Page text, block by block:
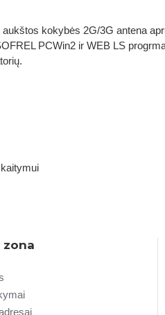
kokybės 2G/3G antena
PCWin2 ir WEB LS